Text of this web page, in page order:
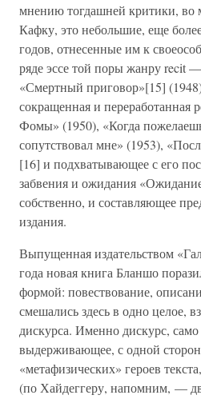
мнению тогдашней критики, во
Кафку, это небольшие, еще
годов, отнесенные им к
ряде эссе той поры жанру recit
«Смертный приговор»[15]
сокращенная и переработанная
Фомы» (1950), «Когда
сопутствовал мне» (1953),
[16] и подхватывающее с его
забвения и ожидания
собственно, и составляющее
издания.
Выпущенная издательством
года новая книга Бланшо
формой: повествование,
смешались здесь в одно целое,
дискурса. Именно дискурс,
выдерживающее, с одной
«метафизических» героев
(по Хайдеггеру, напомним, —